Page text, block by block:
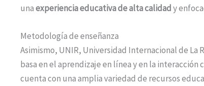
unaexperiencia educativa de alta calidady
Metodología de enseñanza
Asimismo, UNIR, Universidad Internacional de La
basa en el aprendizaje en línea y en la
cuenta con una amplia variedad de recursos